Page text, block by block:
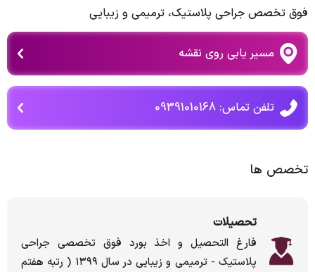
فوق تخصص جراحی پلاستیك، ترمیمی و زیبایی
مسیر یابی روی نقشه
تلفن تماس: 09391010168
تخصص ها
تحصیلات
فارغ التحصیل و اخذ بورد فوق تخصصی جراحی
پلاستیک - ترمیمی و زیبایی در سال ۱۳۹۹ ( رتبه هفتم